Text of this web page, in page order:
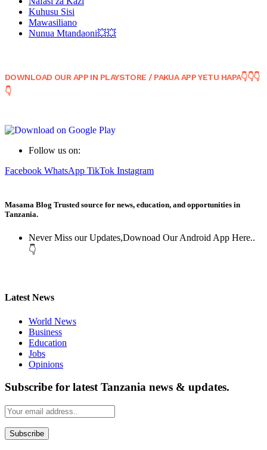
Kuhusu Sisi
Mawasiliano
Nunua Mtandaoni💥💥
DOWNLOAD OUR APP IN PLAYSTORE / PAKUA APP YETU HAPA👇👇👇
👇
Follow us on:
Facebook WhatsApp TikTok Instagram
Masama Blog Trusted source for news, education, and opportunities in
Tanzania.
Never Miss our Updates,Downoad Our Android App Here..
👇
Latest News
World News
Business
Education
Jobs
Opinions
Subscribe for latest Tanzania news & updates.